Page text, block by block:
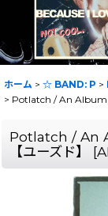
ホーム > ☆ BAND: P >
> Potlatch / An Album
Potlatch / An
【ユーズド】
[